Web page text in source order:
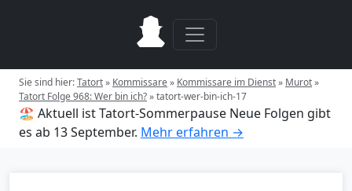
Sie sind hier:Tatort» Kommissare» Kommissare im Dienst» Murot»
Tatort Folge 968: Wer bin ich?»tatort-wer-bin-ich-17
🏖️ Aktuell ist Tatort-Sommerpause Neue Folgen gibt
es ab 13 September. Mehr erfahren →